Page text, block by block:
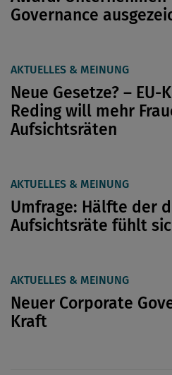
Governance
AKTUELLES & MEINUNG
Neue Gesetze? – EU-
Reding will mehr
Aufsichtsräten
AKTUELLES & MEINUNG
Umfrage: Hälfte der
Aufsichtsräte fühlt
AKTUELLES & MEINUNG
Neuer Corporate
Kraft